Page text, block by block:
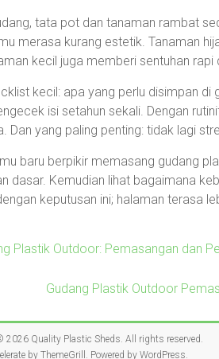
tata pot dan tanaman rambat
merasa kurang estetik. Tanaman
kecil juga memberi sentuhan
kecil: apa yang perlu disimpan di
isi setahun sekali. Dengan
Dan yang paling penting: tidak lagi
baru berpikir memasang gudang
dasar. Kemudian lihat bagaimana
keputusan ini; halaman terasa
Plastik Outdoor: Pemasangan dan
Gudang Plastik Outdoor
2026 Quality Plastic Sheds. All rights reserved.
by ThemeGrill. Powered by WordPress.